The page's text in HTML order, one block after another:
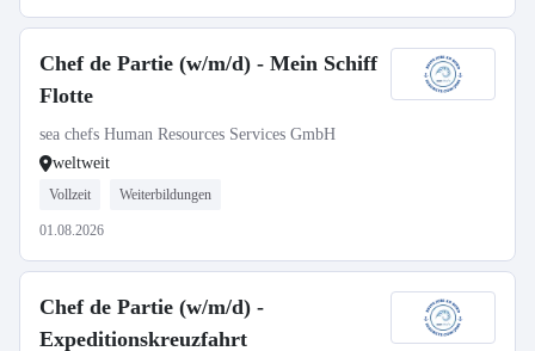
Chef de Partie (w/m/d) - Mein Schiff
Flotte
sea chefs Human Resources Services GmbH
weltweit
Vollzeit Weiterbildungen
01.08.2026
Chef de Partie (w/m/d) -
Expeditionskreuzfahrt